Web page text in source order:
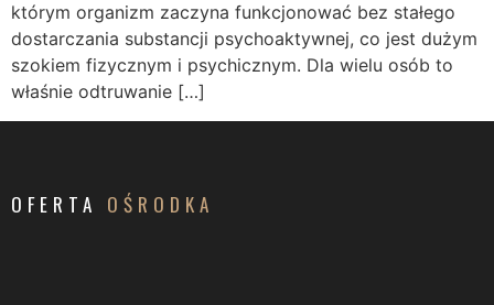
którym organizm zaczyna funkcjonować bez stałego
dostarczania substancji psychoaktywnej, co jest dużym
szokiem fizycznym i psychicznym. Dla wielu osób to
właśnie odtruwanie […]
OFERTA OŚRODKA